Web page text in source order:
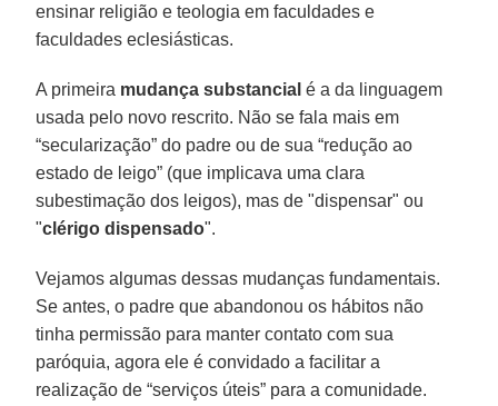
ensinar religião e teologia em faculdades e
faculdades eclesiásticas.
A primeira mudança substancial é a da linguagem
usada pelo novo rescrito. Não se fala mais em
“secularização” do padre ou de sua “redução ao
estado de leigo” (que implicava uma clara
subestimação dos leigos), mas de "dispensar" ou
"clérigo dispensado".
Vejamos algumas dessas mudanças fundamentais.
Se antes, o padre que abandonou os hábitos não
tinha permissão para manter contato com sua
paróquia, agora ele é convidado a facilitar a
realização de “serviços úteis” para a comunidade.